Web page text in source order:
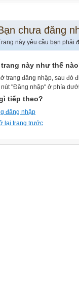
chưa đăng
này yêu cầu bạn phải
này như thế
trang đăng nhập, sau đó
nút "Đăng nhập" ở phía
tiếp theo?
đăng nhập
lại trang trước